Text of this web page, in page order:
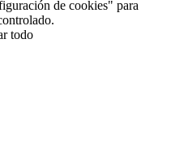
de cookies" para
todo